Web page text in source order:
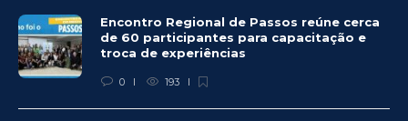
Encontro Regional de Passos reúne cerca
de 60 participantes para capacitação e
troca de experiências
0 193